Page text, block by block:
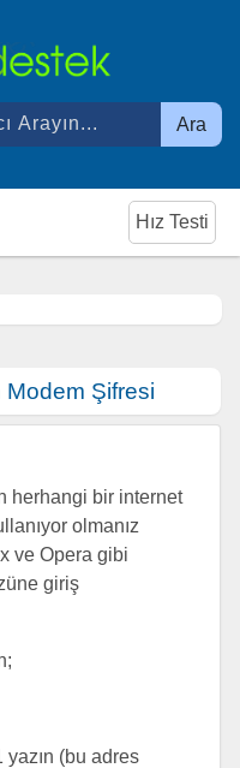
Ara
Hız Testi
Şifresi
herhangi bir internet
olmanız
ve Opera gibi
giriş
yazın (bu adres